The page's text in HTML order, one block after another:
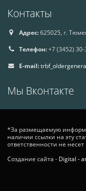
Контакты
Адрес:625025, г.
Телефон:+7 (3452)
E-mail:
Мы Вконтакте
*За размещаемую
наличии ссылки на эту
ответственности не несет
Создание сайта - Digital -